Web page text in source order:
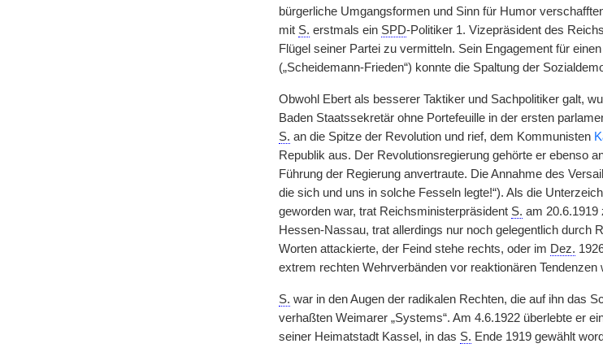
bürgerliche Umgangsformen und Sinn für Humor
mit S. erstmals ein SPD-Politiker 1. Vizepräsident des
Flügel seiner Partei zu vermitteln. Sein Engagement für
(„Scheidemann-Frieden“) konnte die Spaltung der
Obwohl Ebert als besserer Taktiker und Sachpolitiker galt,
Baden Staatssekretär ohne Portefeuille in der ersten
S. an die Spitze der Revolution und rief, dem Kommunisten
Republik aus. Der Revolutionsregierung gehörte er ebenso
Führung der Regierung anvertraute. Die Annahme des
die sich und uns in solche Fesseln legte!“). Als die
geworden war, trat Reichsministerpräsident S. am 20.6.1919
Hessen-Nassau, trat allerdings nur noch gelegentlich durch
Worten attackierte, der Feind stehe rechts, oder im Dez.
extrem rechten Wehrverbänden vor reaktionären Tendenzen
S. war in den Augen der radikalen Rechten, die auf ihn das
verhaßten Weimarer „Systems“. Am 4.6.1922 überlebte er
seiner Heimatstadt Kassel, in das S. Ende 1919 gewählt